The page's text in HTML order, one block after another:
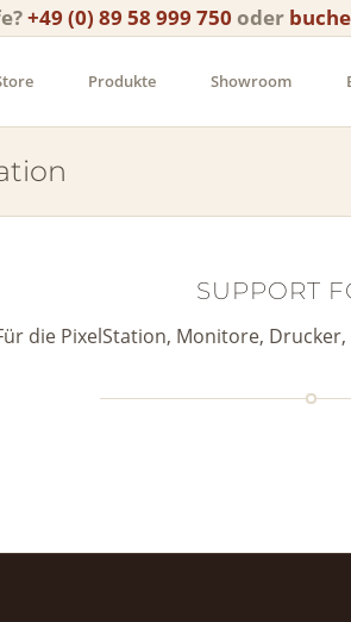
+49 (0) 89 58 999 750 oder
Produkte Showroom
SUPPORT
die PixelStation, Monitore,